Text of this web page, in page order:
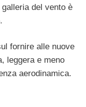
del vento è
fornire alle nuove
leggera e meno
aerodinamica.